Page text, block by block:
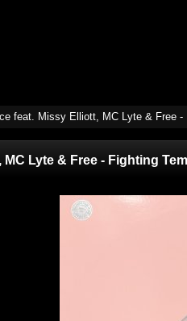
feat. Missy Elliott, MC Lyte & Free
Lyte & Free - Fighting